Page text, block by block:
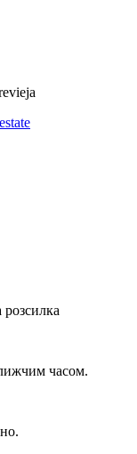
часом.